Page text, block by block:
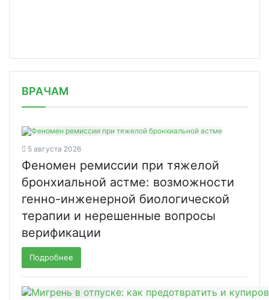
ВРАЧАМ
5 августа 2026
Феномен ремиссии при тяжелой
бронхиальной астме: возможности
генно-инженерной биологической
терапии и нерешенные вопросы
верификации
Подробнее